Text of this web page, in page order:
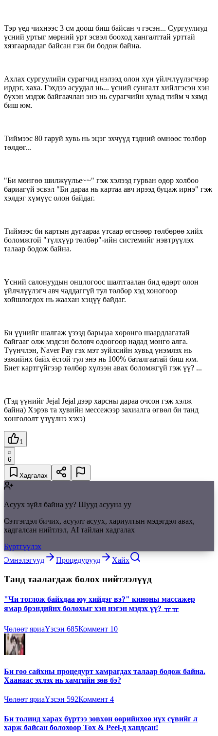
Тэр үед чихнээс 3 см доош биш байсан ч гэсэн... Сургуулиуд
үсний уртыг мөрний урт эсвэл бооход хангалттай урттай
хязгаарладаг байсан гэж би бодож байна.
Ахлах сургуулийн сурагчид нэлээд олон хүн үйлчлүүлэгчээр
ирдэг, хаха. Гэхдээ асуудал нь... үсний сунгалт хийлгэсэн хэн
бүхэн мэдэж байгаачлан энэ нь сурагчийн хувьд тийм ч хямд
биш юм.
Тиймээс 80 гаруй хувь нь эцэг эхчүүд тэдний өмнөөс төлбөр
төлдөг...
"Би мөнгөө шилжүүлье~~" гэж хэлээд гурван өдөр холбоо
бариагүй эсвэл "Би дараа нь картаа авч ирээд буцаж ирнэ" гэж
хэлдэг хүмүүс олон байдаг.
Тиймээс би картын дугаараа утсаар өгснөөр төлбөрөө хийх
боломжтой "түлхүүр төлбөр"-ийн системийг нэвтрүүлэх
талаар бодож байна.
Үсний салонуудын онцлогоос шалтгаалан бид өдөрт олон
үйлчлүүлэгч авч чаддаггүй тул төлбөр хэд хоногоор
хойшлогдох нь жаахан хэцүү байдаг.
Би үүнийг шалгаж үзээд барьцаа хөрөнгө шаардлагатай
байгааг олж мэдсэн боловч одоогоор надад мөнгө алга.
Түүнчлэн, Naver Pay гэх мэт зүйлсийн хувьд үнэмлэх нь
ээжийнх байх ёстой тул энэ нь 100% баталгаатай биш юм.
Биет картгүйгээр төлбөр хүлээн авах боломжгүй гэж үү? ...
(Тэд үүнийг Jejal Jejal дээр харсны дараа очсон гэж хэлж
байна) Хэрэв та хувийн мессежээр захиалга өгвөл би танд
хөнгөлөлт үзүүлнэ хэхэ)
1
6
Хадгалах
Асуух зүйл байна уу? Шууд асууна уу
Сэтгэгдэл бичих, асуулт асуух, хариултын мэдэгдэл авах,
хадгалсан нийтлэл, AI тайлан хадгалах
Бүртгүүлэх
Эмнэлэгүүд
Процедурууд Хайх
Танд таалагдаж болох нийтлэлүүд
"Чи тоглож байхдаа юу хийдэг вэ?" киноны массажер
ямар брэндийнх болохыг хэн нэгэн мэдэх үү? ㅠㅠ
Чөлөөт яриаҮзсэн 685Коммент 10
Би гоо сайхны процедурт хамрагдах талаар бодож байна.
Хаанаас эхлэх нь хамгийн зөв бэ?
Чөлөөт яриаҮзсэн 592Коммент 4
Би толинд харах бүртээ зөвхөн өөрийнхөө нүх сүвийг л
харж байсан болохоор Tox & Peel-д хандсан!